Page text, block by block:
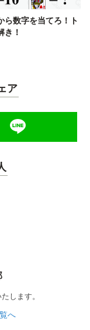
ら数字を当てろ！ト
き！
ア
します。
へ